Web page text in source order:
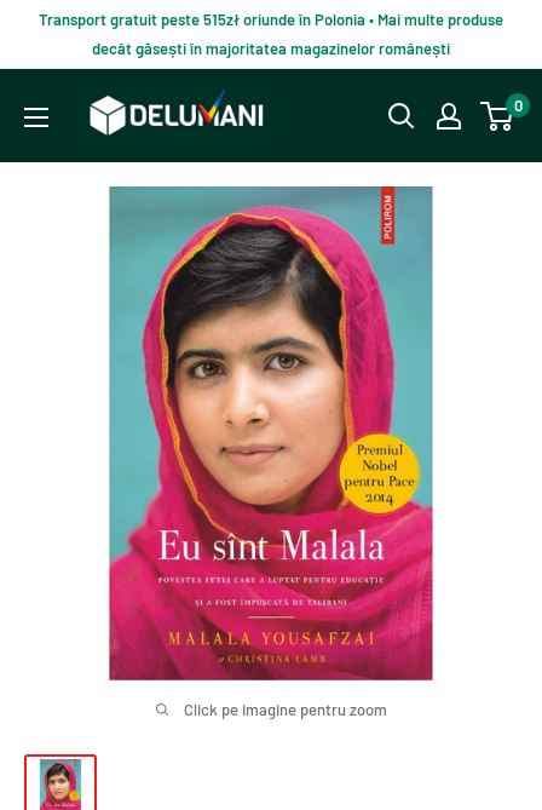
continut
Transport gratuit peste 515zł oriunde în Polonia • Mai multe produse
decât găsești în majoritatea magazinelor românești
Delumani
Magazin
0
Click pe imagine pentru zoom